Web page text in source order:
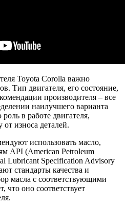
Toyota Corolla важно
Тип двигателя, его состояние,
производителя – все
наилучшего варианта
в работе двигателя,
от износа деталей.
использовать масло,
API (American Petroleum
Lubricant Specification Advisory
стандарты качества и
масла с соответствующими
что оно соответствует